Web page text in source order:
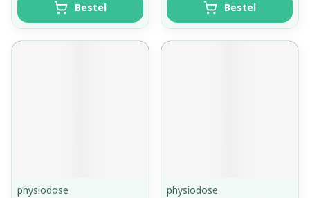
Bestel Bestel
physiodose
physiodose